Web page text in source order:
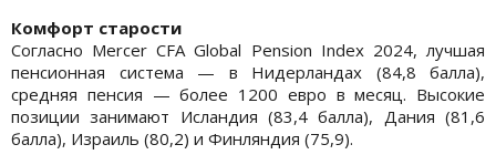
Комфорт старости
Согласно Mercer CFA Global Pension Index 2024, лучшая
пенсионная система — в Нидерландах (84,8 балла),
средняя пенсия — более 1200 евро в месяц. Высокие
позиции занимают Исландия (83,4 балла), Дания (81,6
балла), Израиль (80,2) и Финляндия (75,9).